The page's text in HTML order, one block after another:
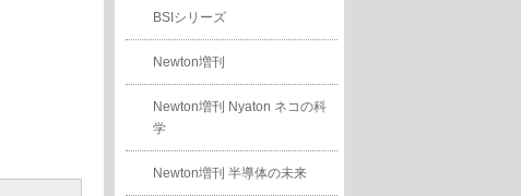
BSIシリーズ
Newton増刊
Newton増刊 Nyaton ネコの科
学
Newton増刊 半導体の未来